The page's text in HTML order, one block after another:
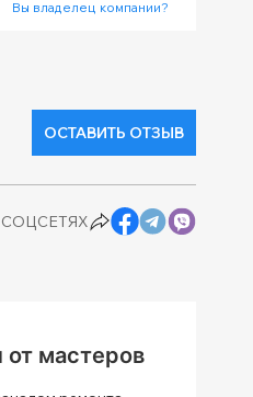
Вы владелец компании?
ОСТАВИТЬ ОТЗЫВ
мастеров